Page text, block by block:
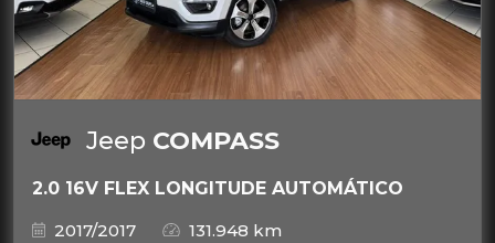
Jeep COMPASS
2.0 16V FLEX LONGITUDE AUTOMÁTICO
2017/2017
131.948 km